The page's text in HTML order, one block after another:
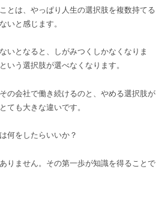
とは、やっぱり人生の選択肢を複数持てる
いと感じます。
いとなると、しがみつくしかなくなりま
いう選択肢が選べなくなります。
の会社で働き続けるのと、やめる選択肢が
ても大きな違いです。
何をしたらいいか？
りません。その第一歩が知識を得ることで